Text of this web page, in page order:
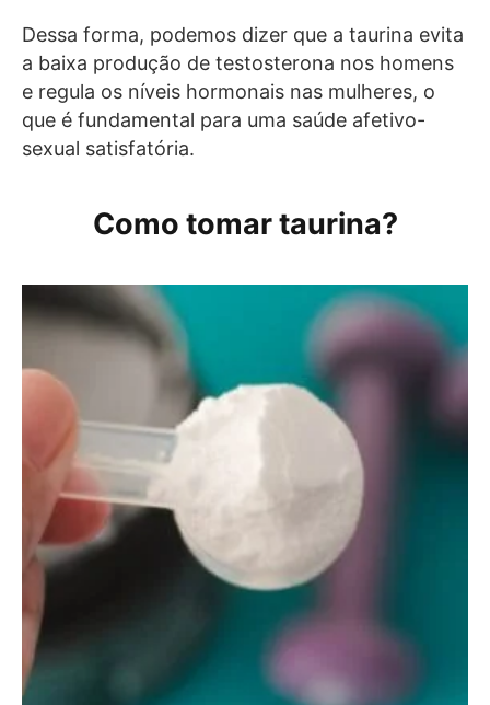
Dessa forma, podemos dizer que a taurina evita
a baixa produção de testosterona nos homens
e regula os níveis hormonais nas mulheres, o
que é fundamental para uma saúde afetivo-
sexual satisfatória.
Como tomar taurina?